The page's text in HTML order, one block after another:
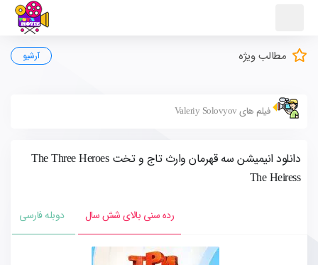
مطالب ویژه آرشیو
فیلم های Valeriy Solovyov
دانلود انیمیشن سه قهرمان وارث تاج و تخت The Three Heroes
The Heiress
رده سنی بالای شش سال دوبله فارسی